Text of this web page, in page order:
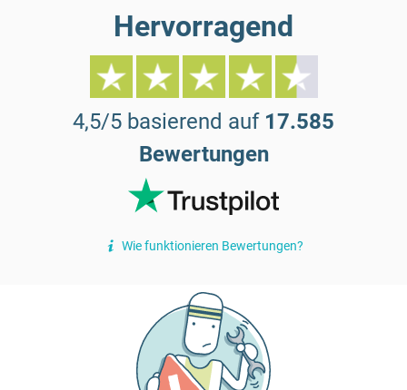
Hervorragend
4,5/5 basierend auf 17.585
Bewertungen
Wie funktionieren Bewertungen?